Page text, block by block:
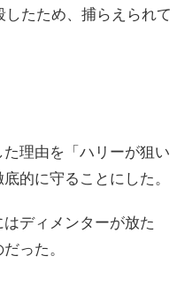
たため、捕らえられて
理由を「ハリーが狙い
的に守ることにした。
ディメンターが放た
った。